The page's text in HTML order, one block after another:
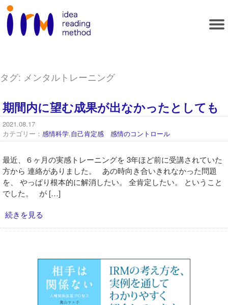
タグ: メンタルトレーニング
期間内に望む成果が出なかったとしても
2021.08.17
カテゴリー： 感情科学,自己肯定感 感情のコントロール
最近、６ヶ月の実感トレーニングを 3年ほど前に受講されていた
方から 連絡がありました。 あの時向き合いきれなかった問題
を、 やっぱり根本的に解消したい。 全肯定したい。 ということ
でした。 が […]
続きを見る